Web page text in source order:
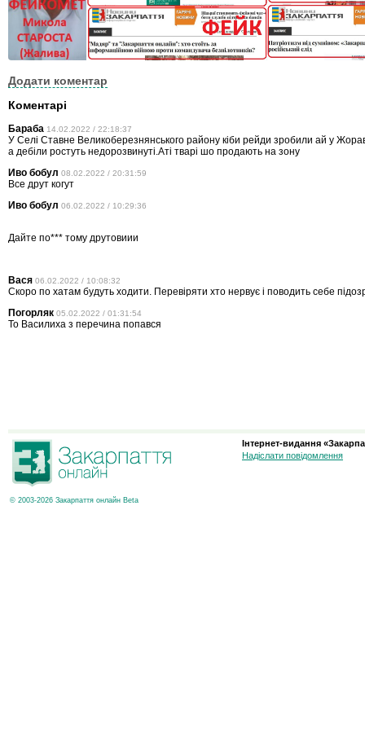
Додати коментар
Коментарі
Бараба 14.02.2022 / 22:18:37
У Селі Ставне Великоберезнянського району кіби рейди зробили ай у
а дебіли ростуть недорозвинуті.Аті тварі шо продають на зону
Иво бобул 08.02.2022 / 20:31:59
Все друт когут
Иво бобул 06.02.2022 / 10:29:36
Дайте по*** тому друтовиии
Вася 06.02.2022 / 10:08:32
Скоро по хатам будуть ходити. Перевіряти хто нервує і поводить себе
Погорляк 05.02.2022 / 01:31:54
То Василиха з перечина попався
© 2003-2026 Закарпаття онлайн Beta
Інтернет-видання
Надіслати повідомлення